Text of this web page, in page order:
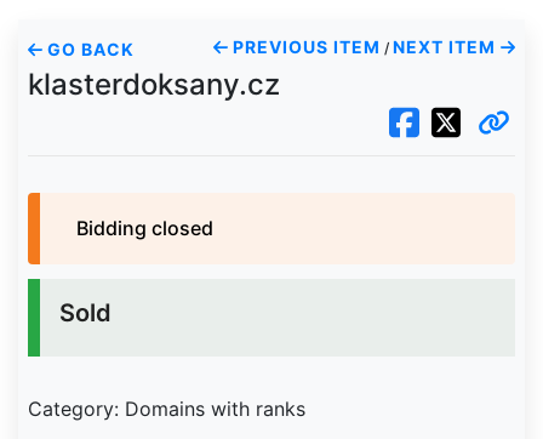
GO BACK PREVIOUS ITEM / NEXT ITEM
klasterdoksany.cz
Bidding closed
Sold
Category: Domains with ranks